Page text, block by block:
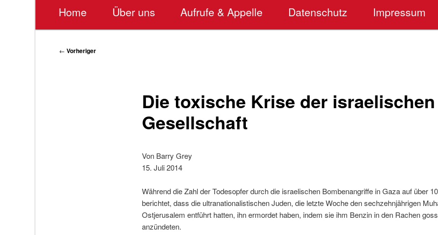
Home Über uns Aufrufe & Appelle Datenschutz Impressum
Beitragsnavigation
← Vorheriger
Die toxische Krise der israelischen
Gesellschaft
Von Barry Grey
15. Juli 2014
Während die Zahl der Todesopfer durch die israelischen Bombenangriffe in Gaza auf über
berichtet, dass die ultranationalistischen Juden, die letzte Woche den sechzehnjährigen
Ostjerusalem entführt hatten, ihn ermordet haben, indem sie ihm Benzin in den Rachen
anzündeten.